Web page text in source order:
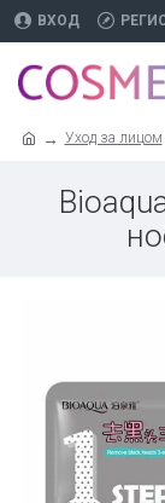
ВХОД
Уход за лицом